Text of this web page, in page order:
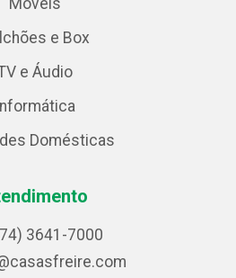
e Box
e Áudio
Domésticas
3641-7000